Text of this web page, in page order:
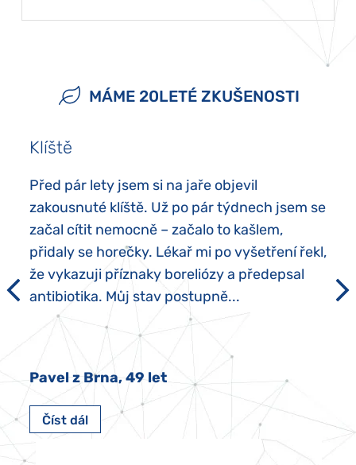
MÁME 20LETÉ ZKUŠENOSTI
Klíště
Před pár lety jsem si na jaře objevil
zakousnuté klíště. Už po pár týdnech jsem se
začal cítit nemocně – začalo to kašlem,
přidaly se horečky. Lékař mi po vyšetření řekl,
že vykazuji příznaky boreliózy a předepsal
antibiotika. Můj stav postupně...
Pavel z Brna, 49 let
Číst dál